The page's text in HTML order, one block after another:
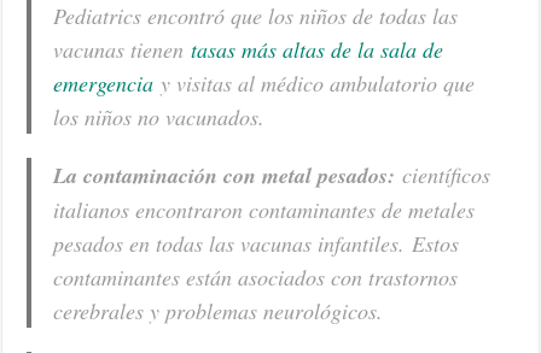
Pediatrics encontró que los niños de todas las
vacunas tienentasas más altas de la sala de
emergencia y visitas al médico ambulatorio que
los niños no vacunados.
La contaminación con metal pesados: científicos
italianos encontraron contaminantes de metales
pesados en todas las vacunas infantiles. Estos
contaminantes están asociados con trastornos
cerebrales y problemas neurológicos.